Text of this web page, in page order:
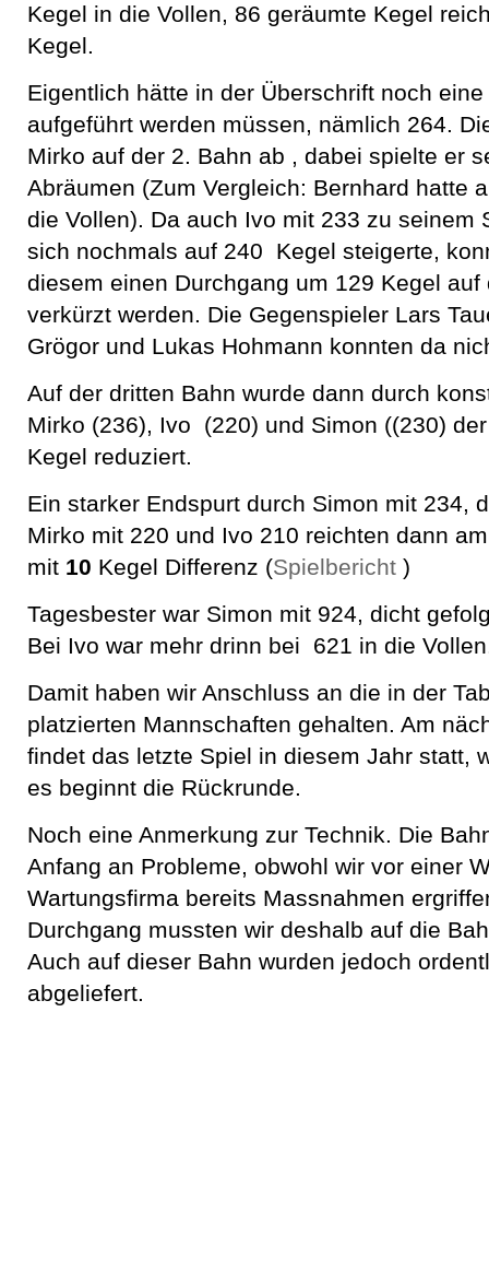
Kegel in die Vollen, 86 geräumte Kegel
Kegel.
Eigentlich hätte in der Überschrift noch
aufgeführt werden müssen, nämlich 264.
Mirko auf der 2. Bahn ab , dabei spielte er
Abräumen (Zum Vergleich: Bernhard hatte
die Vollen). Da auch Ivo mit 233 zu seinem
sich nochmals auf 240 Kegel steigerte,
diesem einen Durchgang um 129 Kegel
verkürzt werden. Die Gegenspieler Lars
Grögor und Lukas Hohmann konnten da
Auf der dritten Bahn wurde dann durch
Mirko (236), Ivo (220) und Simon ((230)
Kegel reduziert.
Ein starker Endspurt durch Simon mit 234,
Mirko mit 220 und Ivo 210 reichten dann
mit 10 Kegel Differenz (Spielbericht )
Tagesbester war Simon mit 924, dicht
Bei Ivo war mehr drinn bei 621 in die
Damit haben wir Anschluss an die in der
platzierten Mannschaften gehalten. Am
findet das letzte Spiel in diesem Jahr statt,
es beginnt die Rückrunde.
Noch eine Anmerkung zur Technik. Die
Anfang an Probleme, obwohl wir vor einer
Wartungsfirma bereits Massnahmen
Durchgang mussten wir deshalb auf die
Auch auf dieser Bahn wurden jedoch
abgeliefert.